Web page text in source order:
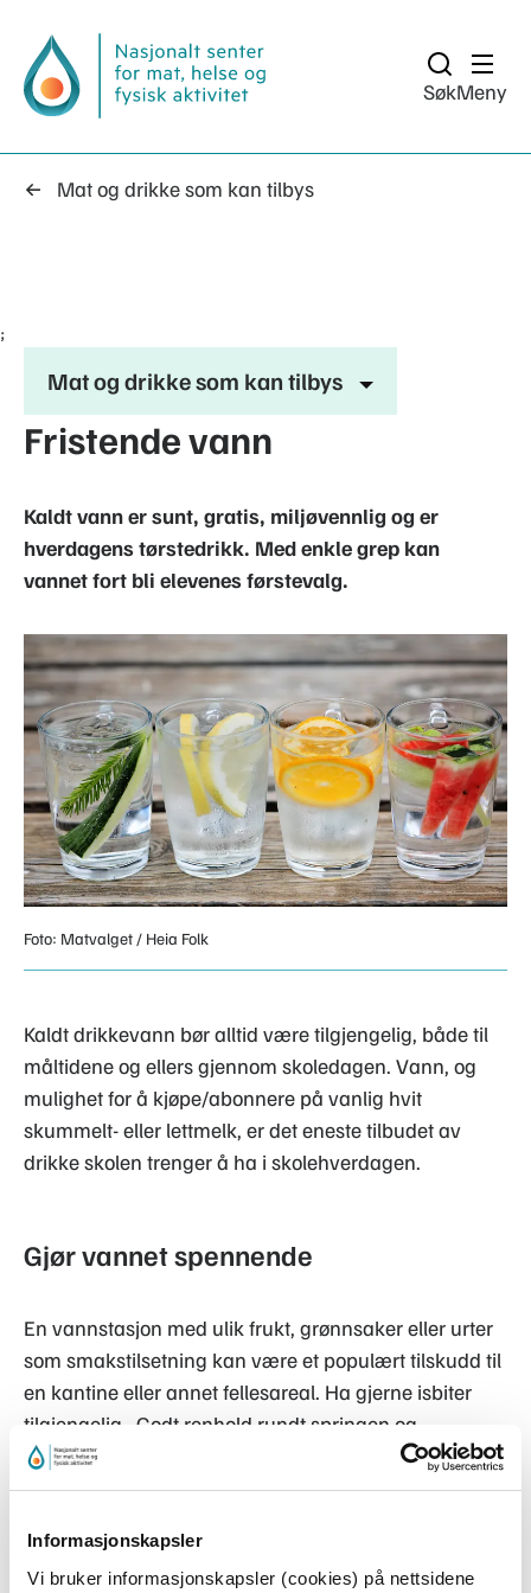
Informasjonskapsler
Vi bruker informasjonskapsler (cookies) på nettsidene
SøkMeny
Mat og drikke som kan tilbys
;
Mat og drikke som kan tilbys
Fristende vann
Kaldt vann er sunt, gratis, miljøvennlig og er
hverdagens tørstedrikk. Med enkle grep kan
vannet fort bli elevenes førstevalg.
Foto: Matvalget / Heia Folk
Kaldt drikkevann bør alltid være tilgjengelig, både til
måltidene og ellers gjennom skoledagen. Vann, og
mulighet for å kjøpe/abonnere på vanlig hvit
skummelt- eller lettmelk, er det eneste tilbudet av
drikke skolen trenger å ha i skolehverdagen.
Gjør vannet spennende
En vannstasjon med ulik frukt, grønnsaker eller urter
som smakstilsetning kan være et populært tilskudd til
en kantine eller annet fellesareal. Ha gjerne isbiter
tilgjengelig. Godt renhold rundt springen og
vannstasjonen er viktig for at det skal se innbydende
ut.
Tips:
Sjekk mulighetene for å søke lokale miljømidler